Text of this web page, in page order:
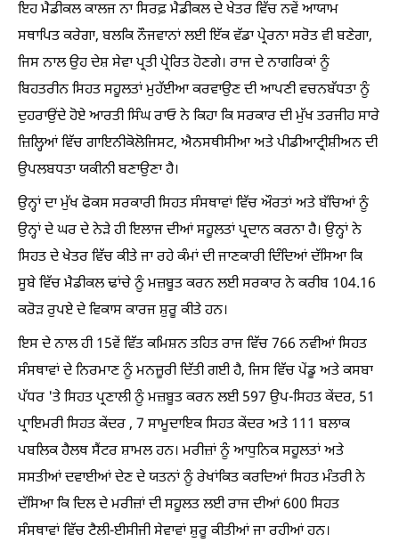
ਇਹ ਮੈਡੀਕਲ ਕਾਲਜ ਨਾ ਸਿਰਫ਼ ਮੈਡੀਕਲ ਦੇ ਖੇਤਰ ਵਿੱਚ ਨਵੇਂ ਆਯਾਮ
ਸਥਾਪਿਤ ਕਰੇਗਾ, ਬਲਕਿ ਨੌਜਵਾਨਾਂ ਲਈ ਇੱਕ ਵੱਡਾ ਪ੍ਰੇਰਨਾ ਸਰੋਤ ਵੀ ਬਣੇਗਾ,
ਜਿਸ ਨਾਲ ਉਹ ਦੇਸ਼ ਸੇਵਾ ਪ੍ਰਤੀ ਪ੍ਰੇਰਿਤ ਹੋਣਗੇ। ਰਾਜ ਦੇ ਨਾਗਰਿਕਾਂ ਨੂੰ
ਬਿਹਤਰੀਨ ਸਿਹਤ ਸਹੂਲਤਾਂ ਮੁਹੱਈਆ ਕਰਵਾਉਣ ਦੀ ਆਪਣੀ ਵਚਨਬੱਧਤਾ ਨੂੰ
ਦੁਹਰਾਉਂਦੇ ਹੋਏ ਆਰਤੀ ਸਿੰਘ ਰਾਓ ਨੇ ਕਿਹਾ ਕਿ ਸਰਕਾਰ ਦੀ ਮੁੱਖ ਤਰਜੀਹ ਸਾਰੇ
ਜ਼ਿਲ੍ਹਿਆਂ ਵਿੱਚ ਗਾਇਨੀਕੋਲੋਜਿਸਟ, ਐਨਸਥੀਸੀਆ ਅਤੇ ਪੀਡੀਆਟ੍ਰੀਸ਼ੀਅਨ ਦੀ
ਉਪਲਬਧਤਾ ਯਕੀਨੀ ਬਣਾਉਣਾ ਹੈ।
ਉਨ੍ਹਾਂ ਦਾ ਮੁੱਖ ਫੋਕਸ ਸਰਕਾਰੀ ਸਿਹਤ ਸੰਸਥਾਵਾਂ ਵਿੱਚ ਔਰਤਾਂ ਅਤੇ ਬੱਚਿਆਂ ਨੂੰ
ਉਨ੍ਹਾਂ ਦੇ ਘਰ ਦੇ ਨੇੜੇ ਹੀ ਇਲਾਜ ਦੀਆਂ ਸਹੂਲਤਾਂ ਪ੍ਰਦਾਨ ਕਰਨਾ ਹੈ। ਉਨ੍ਹਾਂ ਨੇ
ਸਿਹਤ ਦੇ ਖੇਤਰ ਵਿੱਚ ਕੀਤੇ ਜਾ ਰਹੇ ਕੰਮਾਂ ਦੀ ਜਾਣਕਾਰੀ ਦਿੰਦਿਆਂ ਦੱਸਿਆ ਕਿ
ਸੂਬੇ ਵਿੱਚ ਮੈਡੀਕਲ ਢਾਂਚੇ ਨੂੰ ਮਜ਼ਬੂਤ ਕਰਨ ਲਈ ਸਰਕਾਰ ਨੇ ਕਰੀਬ 104.16
ਕਰੋੜ ਰੁਪਏ ਦੇ ਵਿਕਾਸ ਕਾਰਜ ਸ਼ੁਰੂ ਕੀਤੇ ਹਨ।
ਇਸ ਦੇ ਨਾਲ ਹੀ 15ਵੇਂ ਵਿੱਤ ਕਮਿਸ਼ਨ ਤਹਿਤ ਰਾਜ ਵਿੱਚ 766 ਨਵੀਆਂ ਸਿਹਤ
ਸੰਸਥਾਵਾਂ ਦੇ ਨਿਰਮਾਣ ਨੂੰ ਮਨਜ਼ੂਰੀ ਦਿੱਤੀ ਗਈ ਹੈ, ਜਿਸ ਵਿੱਚ ਪੇਂਡੂ ਅਤੇ ਕਸਬਾ
ਪੱਧਰ 'ਤੇ ਸਿਹਤ ਪ੍ਰਣਾਲੀ ਨੂੰ ਮਜ਼ਬੂਤ ਕਰਨ ਲਈ 597 ਉਪ-ਸਿਹਤ ਕੇਂਦਰ, 51
ਪ੍ਰਾਇਮਰੀ ਸਿਹਤ ਕੇਂਦਰ , 7 ਸਾਮੂਦਾਇਕ ਸਿਹਤ ਕੇਂਦਰ ਅਤੇ 111 ਬਲਾਕ
ਪਬਲਿਕ ਹੈਲਥ ਸੈਂਟਰ ਸ਼ਾਮਲ ਹਨ। ਮਰੀਜ਼ਾਂ ਨੂੰ ਆਧੁਨਿਕ ਸਹੂਲਤਾਂ ਅਤੇ
ਸਸਤੀਆਂ ਦਵਾਈਆਂ ਦੇਣ ਦੇ ਯਤਨਾਂ ਨੂੰ ਰੇਖਾਂਕਿਤ ਕਰਦਿਆਂ ਸਿਹਤ ਮੰਤਰੀ ਨੇ
ਦੱਸਿਆ ਕਿ ਦਿਲ ਦੇ ਮਰੀਜ਼ਾਂ ਦੀ ਸਹੂਲਤ ਲਈ ਰਾਜ ਦੀਆਂ 600 ਸਿਹਤ
ਸੰਸਥਾਵਾਂ ਵਿੱਚ ਟੈਲੀ-ਈਸੀਜੀ ਸੇਵਾਵਾਂ ਸ਼ੁਰੂ ਕੀਤੀਆਂ ਜਾ ਰਹੀਆਂ ਹਨ।